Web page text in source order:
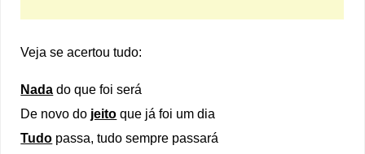
Veja se acertou tudo:
Nada do que foi será
De novo do jeito que já foi um dia
Tudo passa, tudo sempre passará